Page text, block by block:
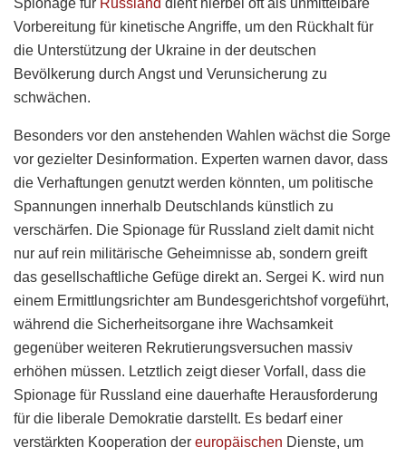
Spionage für Russland dient hierbei oft als unmittelbare
Vorbereitung für kinetische Angriffe, um den Rückhalt für
die Unterstützung der Ukraine in der deutschen
Bevölkerung durch Angst und Verunsicherung zu
schwächen.
Besonders vor den anstehenden Wahlen wächst die Sorge
vor gezielter Desinformation. Experten warnen davor, dass
die Verhaftungen genutzt werden könnten, um politische
Spannungen innerhalb Deutschlands künstlich zu
verschärfen. Die Spionage für Russland zielt damit nicht
nur auf rein militärische Geheimnisse ab, sondern greift
das gesellschaftliche Gefüge direkt an. Sergei K. wird nun
einem Ermittlungsrichter am Bundesgerichtshof vorgeführt,
während die Sicherheitsorgane ihre Wachsamkeit
gegenüber weiteren Rekrutierungsversuchen massiv
erhöhen müssen. Letztlich zeigt dieser Vorfall, dass die
Spionage für Russland eine dauerhafte Herausforderung
für die liberale Demokratie darstellt. Es bedarf einer
verstärkten Kooperation der europäischen Dienste, um